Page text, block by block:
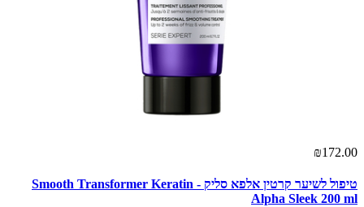
₪172.00
טיפול לשיער קרטין אלפא סליק - Smooth Transformer Keratin
Alpha Sleek 200 ml